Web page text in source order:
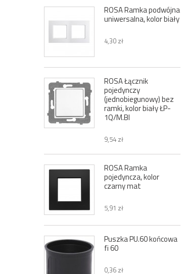
ROSA Ramka podwójna
uniwersalna, kolor biały
4,30 zł
ROSA Łącznik
pojedynczy
(jednobiegunowy) bez
ramki, kolor biały ŁP-
1Q/M.BI
9,54 zł
ROSA Ramka
pojedyncza, kolor
czarny mat
5,91 zł
Puszka PU.60 końcowa
fi 60
0,36 zł